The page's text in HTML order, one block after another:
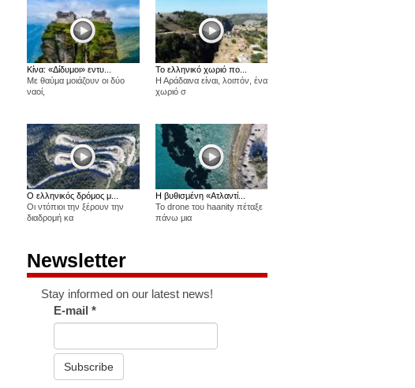
Κίνα: «Δίδυμοι» εντυ...
Με θαύμα μοιάζουν οι δύο
ναοί,
Το ελληνικό χωριό πο...
Η Αράδαινα είναι, λοιπόν, ένα
χωριό σ
Ο ελληνικός δρόμος μ...
Οι ντόπιοι την ξέρουν την
διαδρομή κα
Η βυθισμένη «Ατλαντί...
Το drone του haanity πέταξε
πάνω μια
Newsletter
Stay informed on our latest news!
E-mail*
Subscribe